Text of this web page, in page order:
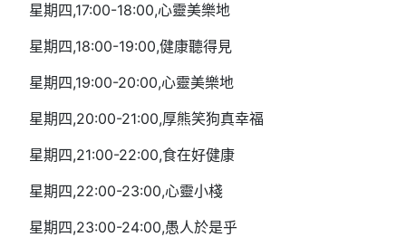
星期四,17:00-18:00,心靈美樂地
星期四,18:00-19:00,健康聽得見
星期四,19:00-20:00,心靈美樂地
星期四,20:00-21:00,厚熊笑狗真幸福
星期四,21:00-22:00,食在好健康
星期四,22:00-23:00,心靈小棧
星期四,23:00-24:00,愚人於是乎